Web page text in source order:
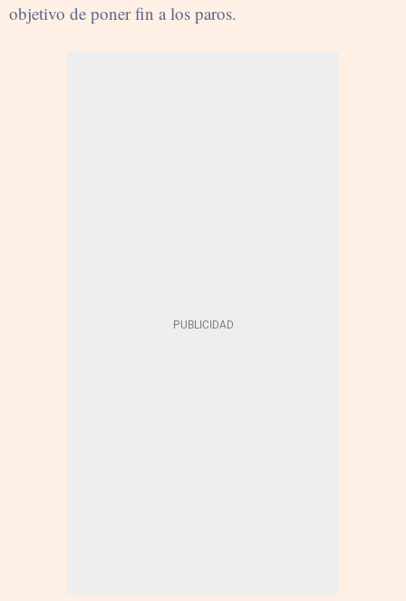
objetivo de poner fin a los paros.